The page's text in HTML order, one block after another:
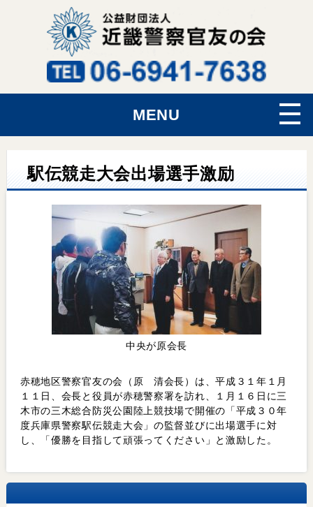
MENU
駅伝競走大会出場選手激励
中央が原会長
赤穂地区警察官友の会（原 清会長）は、平成３１年１月
１１日、会長と役員が赤穂警察署を訪れ、１月１６日に三
木市の三木総合防災公園陸上競技場で開催の「平成３０年
度兵庫県警察駅伝競走大会」の監督並びに出場選手に対
し、「優勝を目指して頑張ってください」と激励した。